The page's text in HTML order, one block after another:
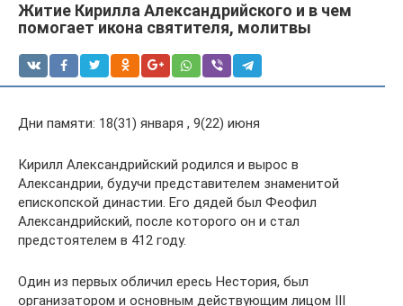
Житие Кирилла Александрийского и в чем
помогает икона святителя, молитвы
Дни памяти: 18(31) января , 9(22) июня
Кирилл Александрийский родился и вырос в
Александрии, будучи представителем знаменитой
епископской династии. Его дядей был Феофил
Александрийский, после которого он и стал
предстоятелем в 412 году.
Один из первых обличил ересь Нестория, был
организатором и основным действующим лицом III